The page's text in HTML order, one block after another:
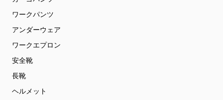
ワークパンツ
アンダーウェア
ワークエプロン
安全靴
長靴
ヘルメット